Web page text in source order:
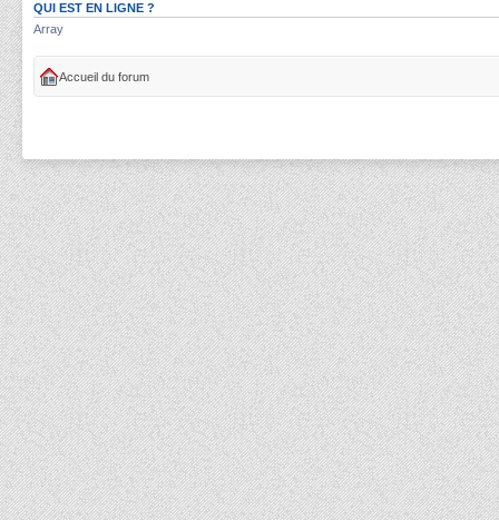
QUI EST EN LIGNE ?
Array
Accueil du forum